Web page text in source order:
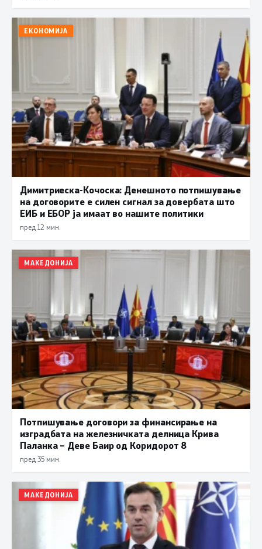
ЕКОНОМИЈА
Димитриеска-Кочоска: Денешното потпишување
на договорите е силен сигнал за довербата што
ЕИБ и ЕБОР ја имаат во нашите политики
пред 12 мин.
МАКЕДОНИЈА
Потпишување договори за финансирање на
изградбата на железничката делница Крива
Паланка – Деве Баир од Коридорот 8
пред 35 мин.
МАКЕДОНИЈА